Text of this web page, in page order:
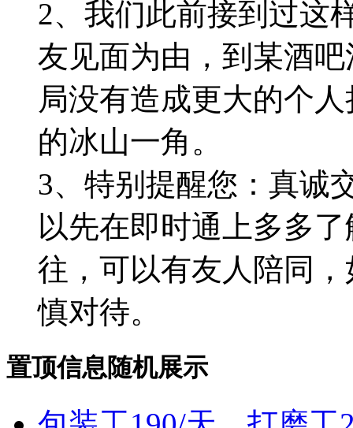
2、我们此前接到过这
友见面为由，到某酒
局没有造成更大的个
的冰山一角。
3、特别提醒您：真诚
以先在即时通上多多
往，可以有友人陪同
慎对待。
置顶信息随机展示